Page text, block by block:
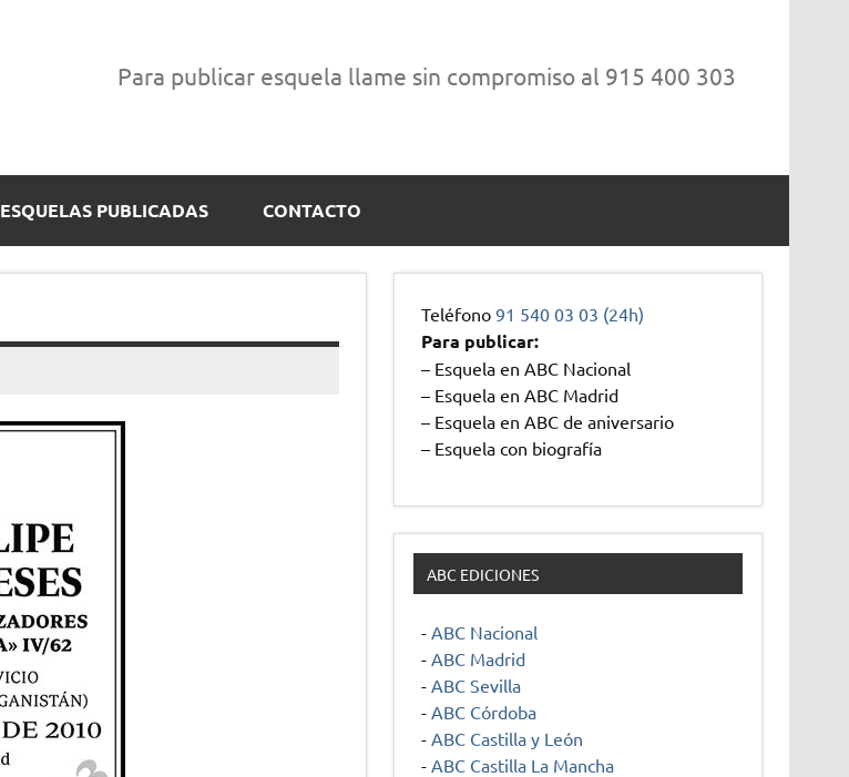
Para publicar esquela llame sin compromiso al 915 400 303
ESQUELAS PUBLICADAS CONTACTO
Teléfono91 540 03 03 (24h)
Para publicar:
– Esquela en ABC Nacional
– Esquela en ABC Madrid
– Esquela en ABC de aniversario
– Esquela con biografía
ABC EDICIONES
- ABC Nacional
- ABC Madrid
- ABC Sevilla
- ABC Córdoba
- ABC Castilla y León
- ABC Castilla La Mancha